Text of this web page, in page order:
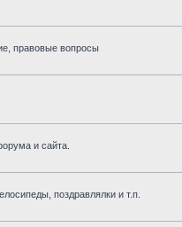
правовые вопросы
и сайта.
поздравлялки и т.п.